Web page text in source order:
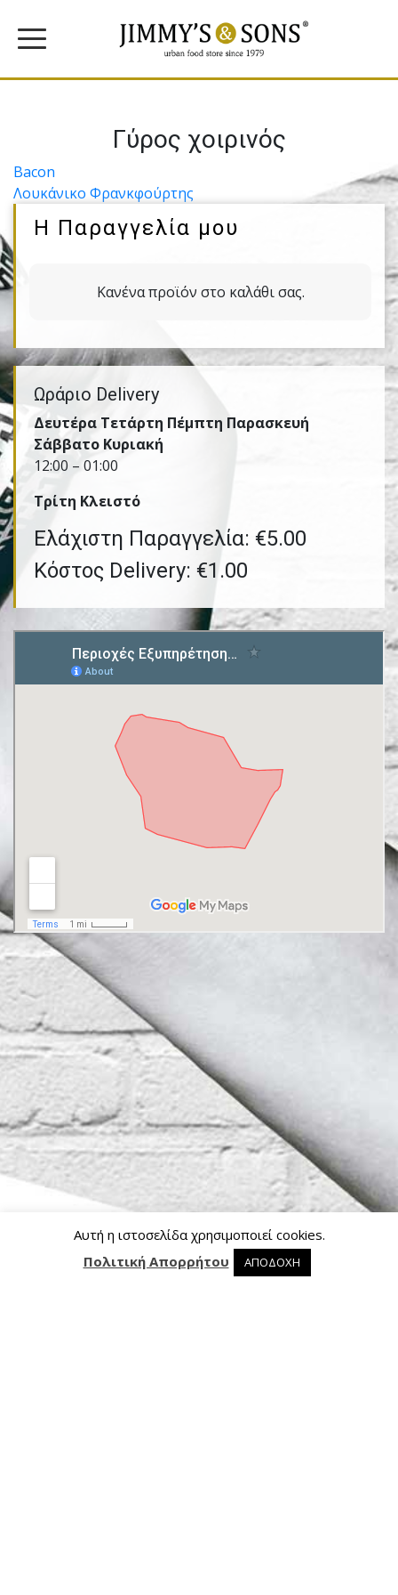
0 0 προϊόντα στο καλάθι
Γύρος χοιρινός
Πλοήγηση
άρθρων
Bacon
Λουκάνικο Φρανκφούρτης
Η Παραγγελία μου
Κανένα προϊόν στο καλάθι σας.
Ωράριο Delivery
Δευτέρα Τετάρτη Πέμπτη Παρασκευή
Σάββατο Κυριακή
12:00 – 01:00
Τρίτη Kλειστό
Ελάχιστη Παραγγελία: €5.00
Κόστος Delivery: €1.00
Αυτή η ιστοσελίδα χρησιμοποιεί cookies.
Πολιτική Απορρήτου
ΑΠΟΔΟΧΗ